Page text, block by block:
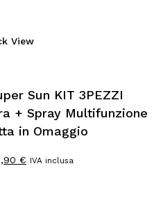
View
Sun KIT 3PEZZI
+ Spray Multifunzione
in Omaggio
€ IlIVA inclusa